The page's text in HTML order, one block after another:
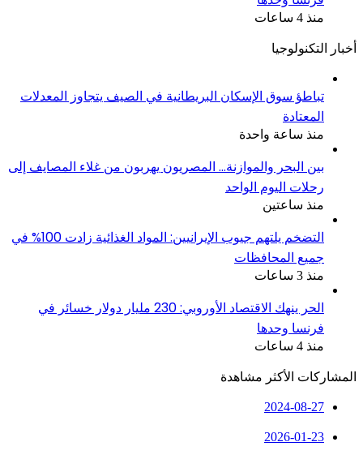
منذ 4 ساعات
أخبار التكنولوجيا
تباطؤ سوق الإسكان البريطانية في الصيف يتجاوز المعدلات
المعتادة
منذ ساعة واحدة
بين البحر والموازنة… المصريون يهربون من غلاء المصايف إلى
رحلات اليوم الواحد
منذ ساعتين
التضخم يلتهم جيوب الإيرانيين: المواد الغذائية زادت 100% في
جميع المحافظات
منذ 3 ساعات
الحر ينهك الاقتصاد الأوروبي: 230 مليار دولار خسائر في
فرنسا وحدها
منذ 4 ساعات
المشاركات الأكثر مشاهدة
2024-08-27
2026-01-23